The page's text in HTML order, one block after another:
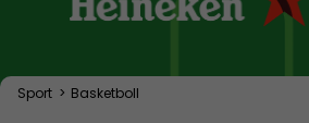
Sport > Basketboll